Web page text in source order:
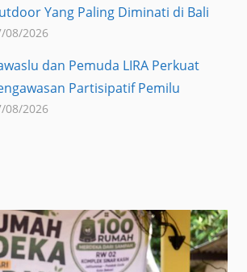
Yang Paling Diminati di Bali
08/2026
dan Pemuda LIRA Perkuat
Partisipatif Pemilu
08/2026